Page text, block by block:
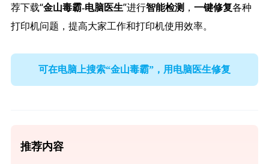
荐下载“金山毒霸-电脑医生”进行智能检测， 一键修复各种
打印机问题，提高大家工作和打印机使用效率。
可在电脑上搜索“金山毒霸”，用电脑医生修复
推荐内容